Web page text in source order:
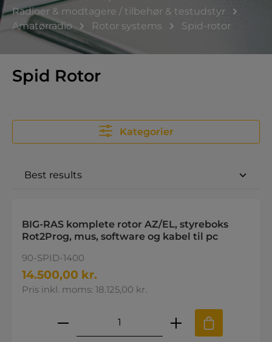
Radioer & modtagere / tilbehør & testudstyr
Amatørradio
Rotor systems Spid-rotor
Spid Rotor
Kategorier
BIG-RAS komplete rotor AZ/EL, styreboks
Rot2Prog, mus, software og kabel til pc
90-SPID-1400
14.500,00 kr.
Pris inkl. moms: 18.125,00 kr.
Produktmængde: Indtast den